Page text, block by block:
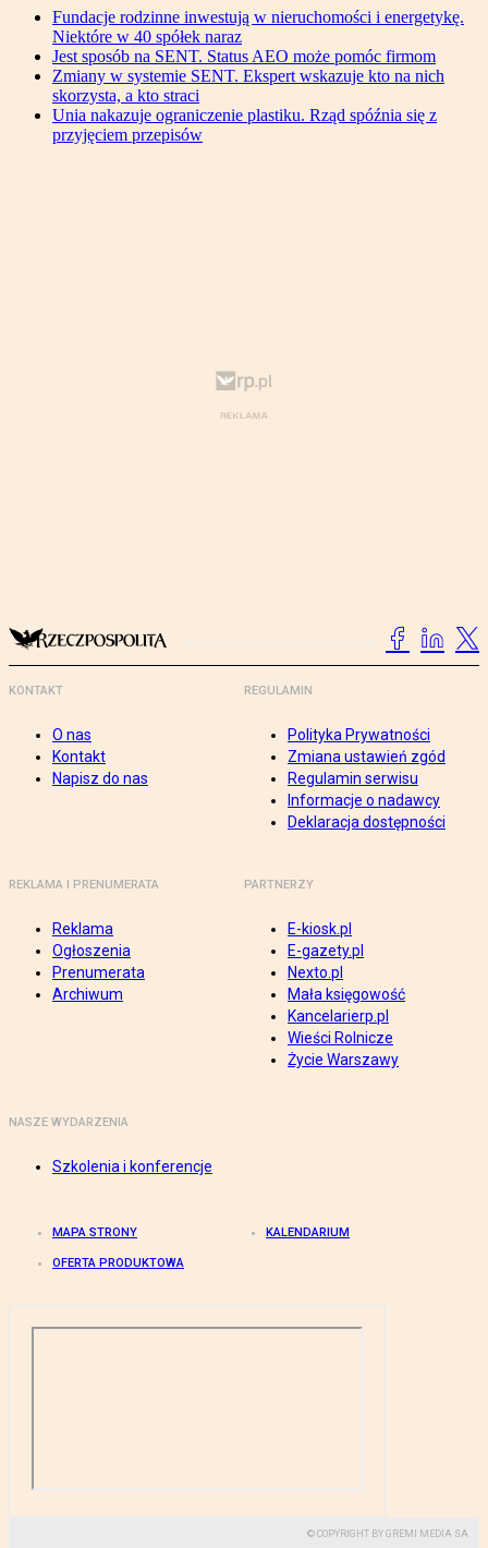
Fundacje rodzinne inwestują w nieruchomości i energetykę.
Niektóre w 40 spółek naraz
Jest sposób na SENT. Status AEO może pomóc firmom
Zmiany w systemie SENT. Ekspert wskazuje kto na nich
skorzysta, a kto straci
Unia nakazuje ograniczenie plastiku. Rząd spóźnia się z
przyjęciem przepisów
KONTAKT
O nas
Kontakt
Napisz do nas
REGULAMIN
Polityka Prywatności
Zmiana ustawień zgód
Regulamin serwisu
Informacje o nadawcy
Deklaracja dostępności
REKLAMA I PRENUMERATA
Reklama
Ogłoszenia
Prenumerata
Archiwum
PARTNERZY
E-kiosk.pl
E-gazety.pl
Nexto.pl
Mała księgowość
Kancelarierp.pl
Wieści Rolnicze
Życie Warszawy
NASZE WYDARZENIA
Szkolenia i konferencje
MAPA STRONY KALENDARIUM
OFERTA PRODUKTOWA
© COPYRIGHT BY GREMI MEDIA SA